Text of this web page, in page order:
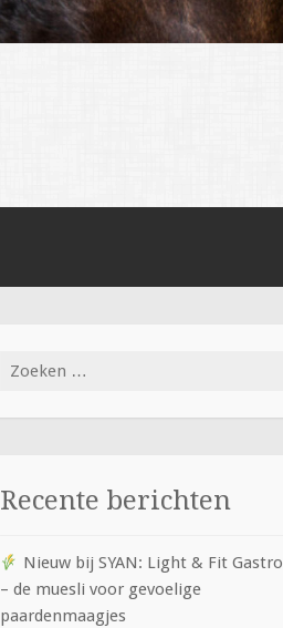
Zoeken
Recente berichten
Nieuw bij SYAN: Light & Fit Gastro
– de muesli voor gevoelige
paardenmaagjes